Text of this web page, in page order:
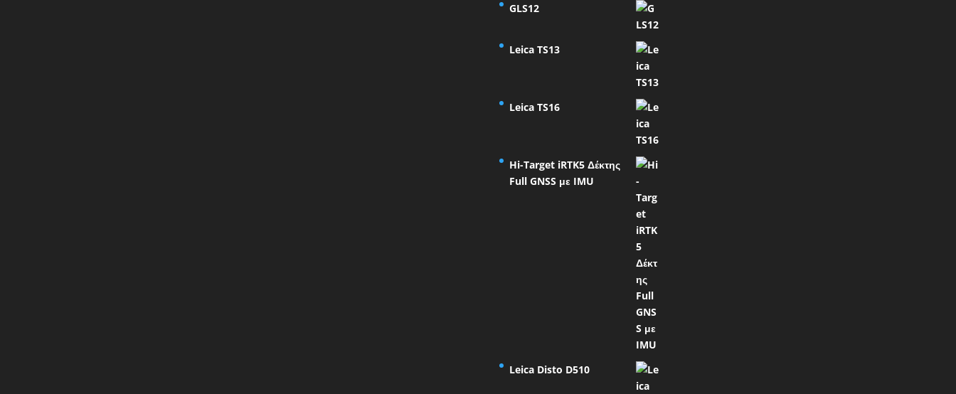
GLS12
Leica TS13
Leica TS16
Hi-Target iRTK5 Δέκτης
Full GNSS με IMU
Leica Disto D510